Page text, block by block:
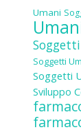
Umani
Soggetti
Soggetti
Sviluppo